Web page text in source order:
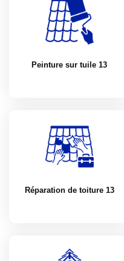
Peinture sur tuile 13
Réparation de toiture 13